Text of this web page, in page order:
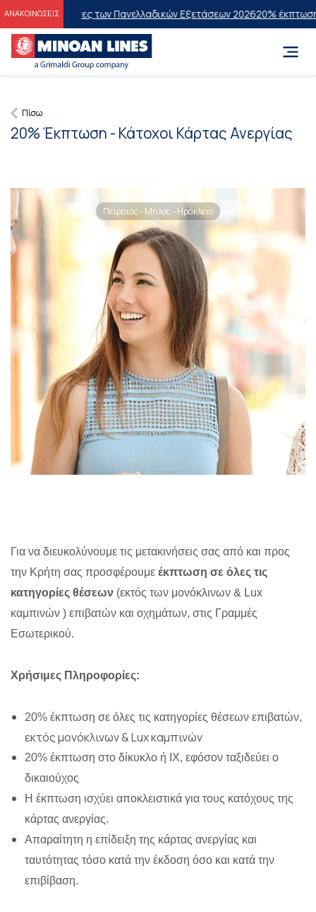
ΑΝΑΚΟΙΝΩΣΕΙΣ
Επιτυχόντες των Πανελλαδικών Εξετάσεων 202620% έκπτωση
Πίσω
20% Έκπτωση - Κάτοχοι Κάρτας Ανεργίας
Πειραιάς - Μήλος - Ηράκλειο
Για να διευκολύνουμε τις μετακινήσεις σας από και προς
την Κρήτη σας προσφέρουμε έκπτωση σε όλες τις
κατηγορίες θέσεων (εκτός των μονόκλινων & Lux
καμπινών ) επιβατών και οχημάτων, στις Γραμμές
Εσωτερικού.
Χρήσιμες Πληροφορίες:
20% έκπτωση σε όλες τις κατηγορίες θέσεων επιβατών,
εκτός μονόκλινων & Lux καμπινών
20% έκπτωση στο δίκυκλο ή ΙΧ, εφόσον ταξιδεύει ο
δικαιούχος
Η έκπτωση ισχύει αποκλειστικά για τους κατόχους της
κάρτας ανεργίας.
Απαραίτητη η επίδειξη της κάρτας ανεργίας και
ταυτότητας τόσο κατά την έκδοση όσο και κατά την
επιβίβαση.